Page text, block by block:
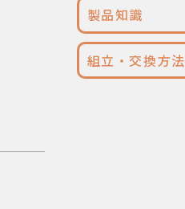
製品知識
組立・交換方法